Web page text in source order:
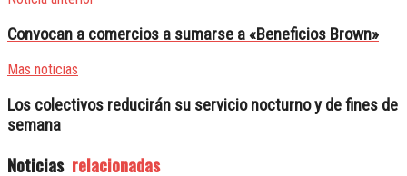
Convocan a comercios a sumarse a «Beneficios Brown»
Mas noticias
Los colectivos reducirán su servicio nocturno y de fines de
semana
Noticias relacionadas